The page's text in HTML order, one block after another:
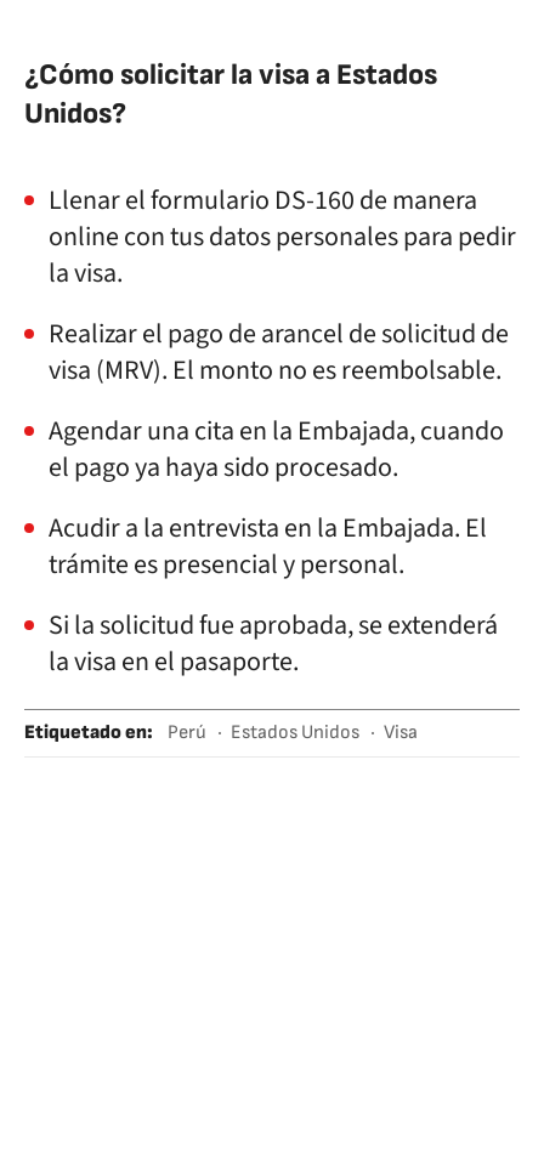
¿Cómo solicitar la visa a Estados
Unidos?
Llenar el formulario DS-160 de manera
online con tus datos personales para pedir
la visa.
Realizar el pago de arancel de solicitud de
visa (MRV). El monto no es reembolsable.
Agendar una cita en la Embajada, cuando
el pago ya haya sido procesado.
Acudir a la entrevista en la Embajada. El
trámite es presencial y personal.
Si la solicitud fue aprobada, se extenderá
la visa en el pasaporte.
Etiquetado en: Perú Estados Unidos Visa